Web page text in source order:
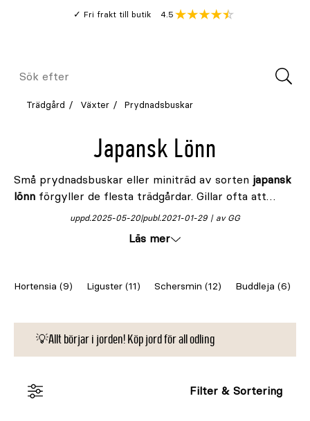
Fri frakt till butik
Genomsnitt
4.5
Meny
Sök
Trädgård Växter Prydnadsbuskar
Japansk Lönn
Små prydnadsbuskar eller miniträd av sorten japansk
lönn förgyller de flesta trädgårdar. Gillar ofta att
surjord eller rhododendronjord.
publ.2021-01-29
uppd.2025-05-20 av GG
Läs mer
Hortensia (9) Liguster (11) Schersmin (12) Buddleja (6)
💡Allt börjar i jorden! Köp jord för all odling
Filter & Sortering